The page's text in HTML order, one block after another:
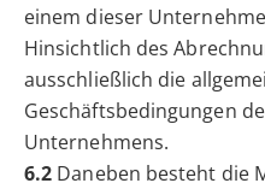
einem dieser
Hinsichtlich des
ausschließlich die
Geschäftsbedingungen
Unternehmens.
6.2 Daneben besteht die